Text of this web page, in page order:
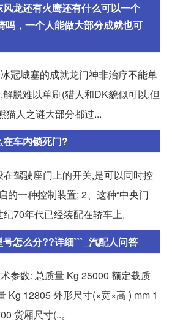
龙还有火鹰还有什么可以一个
吗，一个人能做大部分成就也可
冠城塞的成就龙门神非治疗不能单
脱难以单刷(猎人和DK貌似可以,但
猫人之谜大部分都过...
车内锁死门?
驾驶座门上的开关,是可以同时控
的一种控制装置; 2、这种“中央门
70年代已经装配在轿车上。
怎么分??详细```_汽配人问答
参数: 总质量 Kg 25000 额定载质
Kg 12805 外形尺寸(×宽×高 ) mm 1
货厢尺寸(..。